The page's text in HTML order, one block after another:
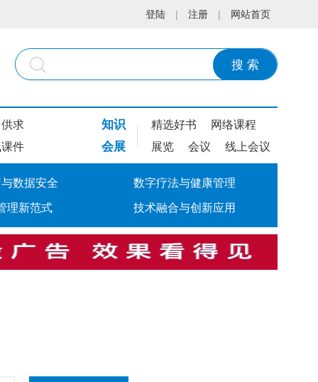
登陆 | 注册 | 网站首页
搜 索
供求
件
知识 精选好书 网络课程
会展 展览 会议 线上会议
数据安全 数字疗法与健康管理
理新范式 技术融合与创新应用